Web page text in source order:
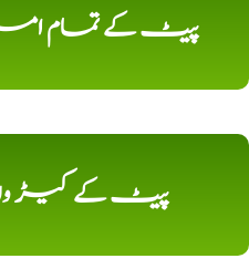
پیٹ کے تمام
پیٹ کے کیڑ وں